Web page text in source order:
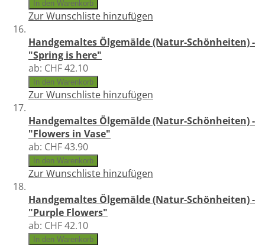
In den Warenkorb
Zur Wunschliste hinzufügen
Handgemaltes Ölgemälde (Natur-Schönheiten) -
"Spring is here"
ab: CHF 42.10
In den Warenkorb
Zur Wunschliste hinzufügen
Handgemaltes Ölgemälde (Natur-Schönheiten) -
"Flowers in Vase"
ab: CHF 43.90
In den Warenkorb
Zur Wunschliste hinzufügen
Handgemaltes Ölgemälde (Natur-Schönheiten) -
"Purple Flowers"
ab: CHF 42.10
In den Warenkorb